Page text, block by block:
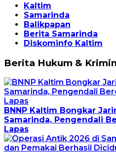
Kaltim
Samarinda
Balikpapan
Berita Samarinda
Diskominfo Kaltim
Berita Hukum &
BNNP Kaltim Bongkar
Samarinda, Pengendali
Lapas